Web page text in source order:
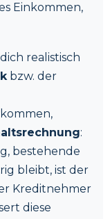
Einkommen,
realistisch
bzw. der
:
bestehende
bleibt, ist der
Kreditnehmer
diese